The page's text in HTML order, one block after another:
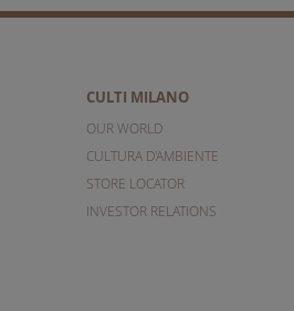
CULTI MILANO
OUR WORLD
CULTURA D'AMBIENTE
STORE LOCATOR
INVESTOR RELATIONS